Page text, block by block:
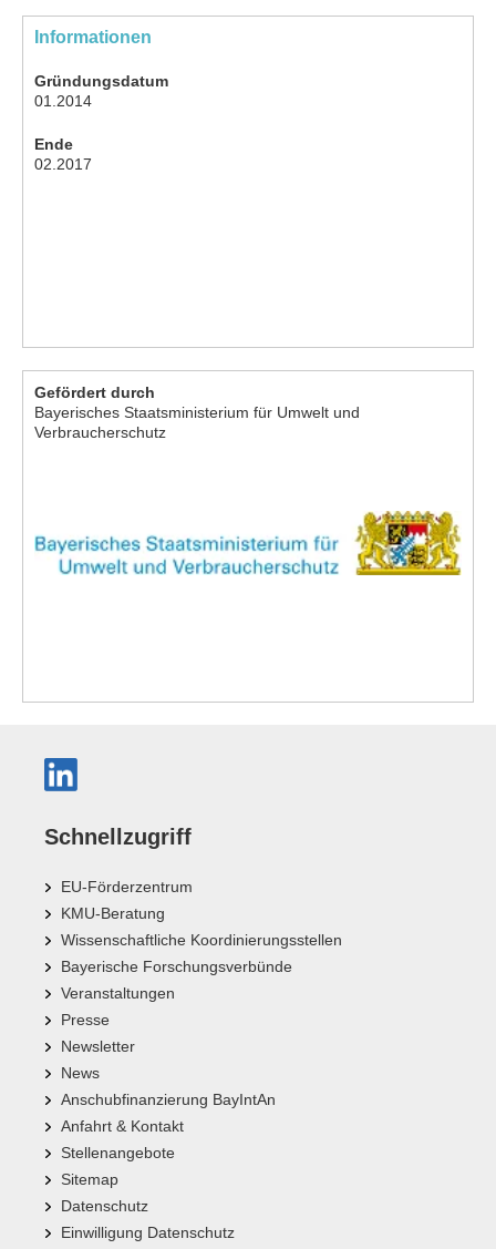
Informationen
Gründungsdatum
01.2014
Ende
02.2017
Gefördert durch
Bayerisches Staatsministerium für Umwelt und
Verbraucherschutz
Schnellzugriff
EU-Förderzentrum
KMU-Beratung
Wissenschaftliche Koordinierungsstellen
Bayerische Forschungsverbünde
Veranstaltungen
Presse
Newsletter
News
Anschubfinanzierung BayIntAn
Anfahrt & Kontakt
Stellenangebote
Sitemap
Datenschutz
Einwilligung Datenschutz